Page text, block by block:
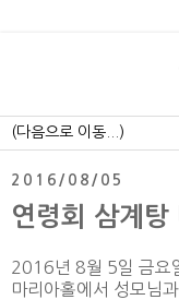
2016/08/05
연령회 삼계탕
2016년 8월 5일 금요
마리아홀에서 성모님